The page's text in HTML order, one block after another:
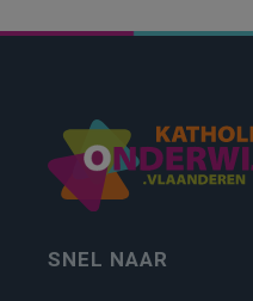
SNEL NAAR